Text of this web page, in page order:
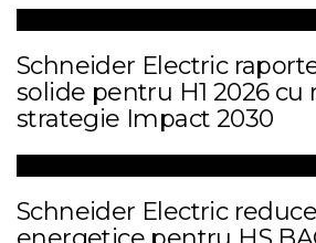
Schneider Electric
solide pentru H1 2026 cu
strategie Impact 2030
Schneider Electric